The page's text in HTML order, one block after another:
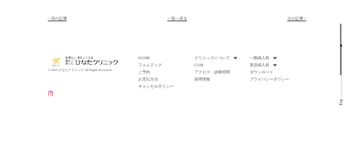
< 前の記事 一覧へ戻る 次の記事 >
Top
© 2025 ひなたクリニック All Rights Reserved.
HOME クリニックについて
一般婦人科
フェムテック
GSM
美容婦人科
ご予約
アクセス・診療時間
ダウンロード
お支払方法
採用情報
プライバシーポリシー
キャンセルポリシー